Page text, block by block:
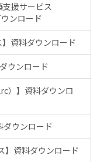
支援サービス
ンロード
資料ダウンロード
ウンロード
）】資料ダウンロ
ダウンロード
】資料ダウンロード